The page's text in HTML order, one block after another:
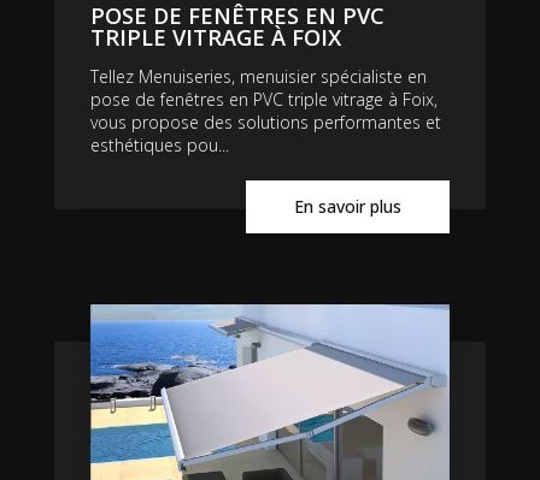
POSE DE FENÊTRES EN PVC
TRIPLE VITRAGE À FOIX
Tellez Menuiseries, menuisier spécialiste en
pose de fenêtres en PVC triple vitrage à Foix,
vous propose des solutions performantes et
esthétiques pou...
En savoir plus